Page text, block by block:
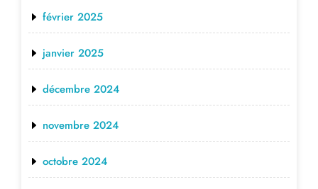
février 2025
janvier 2025
décembre 2024
novembre 2024
octobre 2024